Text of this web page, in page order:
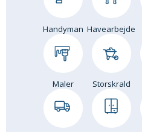
RENGØRING
Handyman Havearbejde
Maler Storskrald